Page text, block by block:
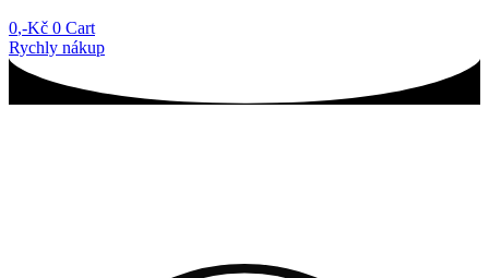
0,-Kč 0 Cart
Rychly nákup